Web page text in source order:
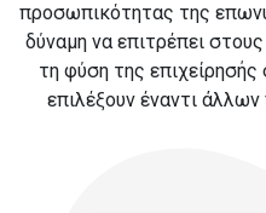
προσωπικότητας της
δύναμη να επιτρέπει
τη φύση της επιχείρησής
επιλέξουν έναντι